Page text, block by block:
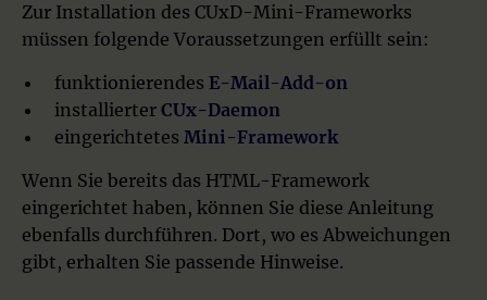
Zur Installation des CUxD-Mini-Frameworks
müssen folgende Voraussetzungen erfüllt sein:
funktionierendes E-Mail-Add-on
installierter CUx-Daemon
eingerichtetes Mini-Framework
Wenn Sie bereits das HTML-Framework
eingerichtet haben, können Sie diese Anleitung
ebenfalls durchführen. Dort, wo es Abweichungen
gibt, erhalten Sie passende Hinweise.